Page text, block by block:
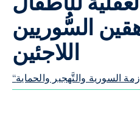
السُّوريين
اللاجئين